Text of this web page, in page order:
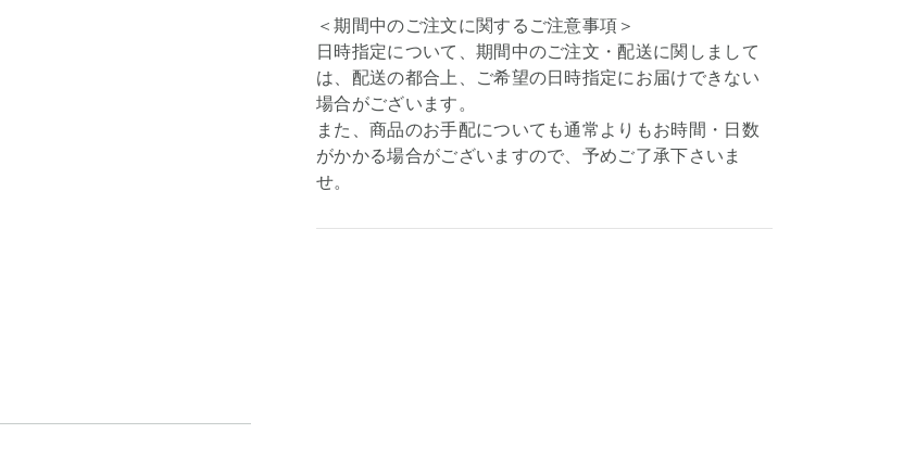
＜期間中のご注文に関するご注意事項＞
日時指定について、期間中のご注文・配送に関しまして
は、配送の都合上、ご希望の日時指定にお届けできない
場合がございます。
また、商品のお手配についても通常よりもお時間・日数
がかかる場合がございますので、予めご了承下さいま
せ。